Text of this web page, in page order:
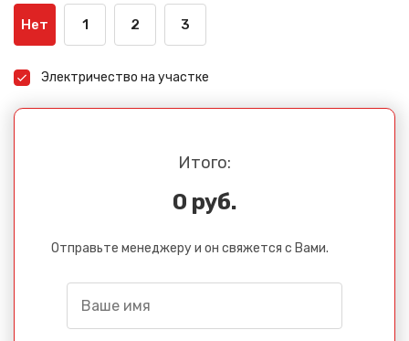
Нет 1 2 3
Электричество на участке
Итого:
0 руб.
Отправьте менеджеру и он свяжется с Вами.